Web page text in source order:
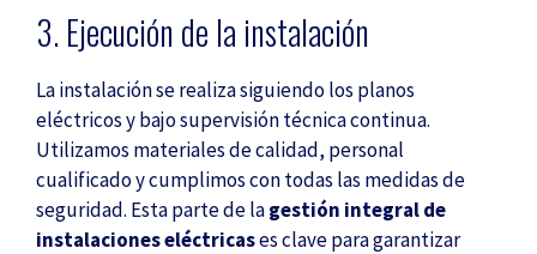
3. Ejecución de la instalación
La instalación se realiza siguiendo los planos
eléctricos y bajo supervisión técnica continua.
Utilizamos materiales de calidad, personal
cualificado y cumplimos con todas las medidas de
seguridad. Esta parte de lagestión integral de
instalaciones eléctricases clave para garantizar